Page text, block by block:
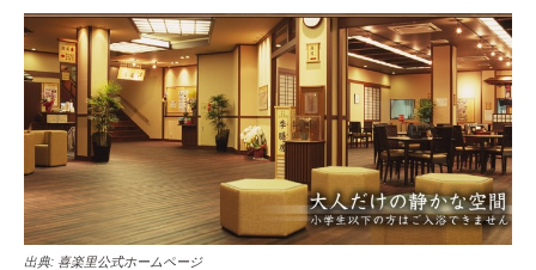
出典: 喜楽里公式ホームページ